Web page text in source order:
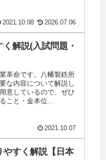
2021.10.08 2026.07.06
解説(入試問題・
革命です。八幡製鉄所
な内容について解説し
意しているので、ぜひ
こと・金本位...
2021.10.07
やすく解説【日本